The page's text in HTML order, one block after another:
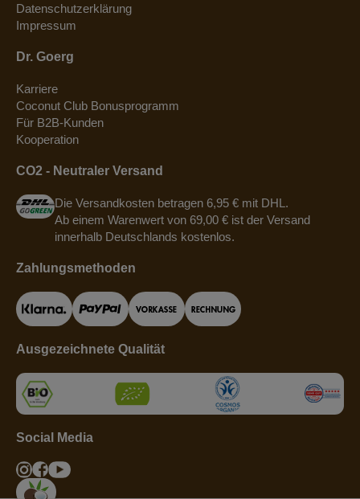
Datenschutzerklärung
Impressum
Dr. Goerg
Karriere
Coconut Club Bonusprogramm
Für B2B-Kunden
Kooperation
CO2 - Neutraler Versand
Die Versandkosten betragen 6,95 € mit DHL.
Ab einem Warenwert von 69,00 € ist der Versand
innerhalb Deutschlands kostenlos.
Zahlungsmethoden
Ausgezeichnete Qualität
Social Media